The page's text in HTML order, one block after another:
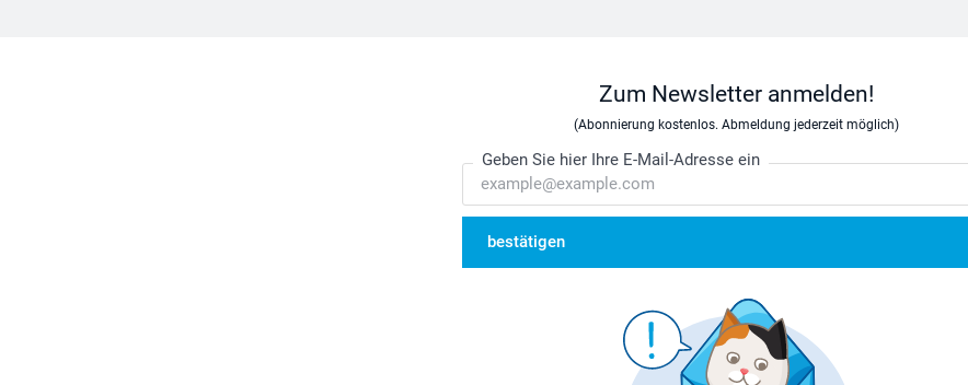
Zum Newsletter anmelden!
(Abonnierung kostenlos. Abmeldung jederzeit möglich)
Geben Sie hier Ihre E-Mail-Adresse ein
bestätigen